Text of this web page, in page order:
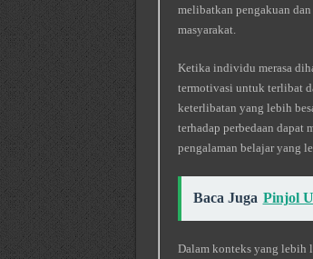
melibatkan pengakuan
masyarakat.
Ketika individu merasa
termotivasi untuk terlibat
keterlibatan yang lebih
terhadap perbedaan dapat
pengalaman belajar yang
Baca Juga Pinjol
Dalam konteks yang lebih